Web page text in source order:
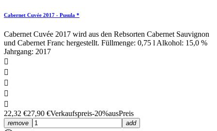
Cabernet Cuvée 2017 - Pusula *
Cabernet Cuvée 2017 wird aus den Rebsorten Cabernet Sauvignon
und Cabernet Franc hergestellt. Füllmenge: 0,75 l Alkohol: 15,0 %
Jahrgang: 2017





22,32 €27,90 €Verkaufspreis-20%ausPreis
remove add